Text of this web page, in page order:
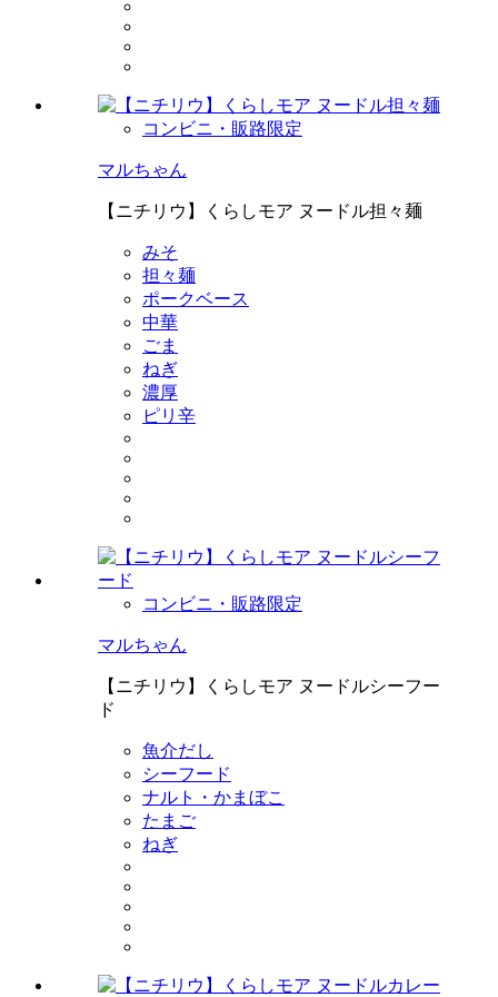
コンビニ・販路限定
マルちゃん
【ニチリウ】くらしモア ヌードル担々麺
みそ
担々麺
ポークベース
中華
ごま
ねぎ
濃厚
ピリ辛
コンビニ・販路限定
マルちゃん
【ニチリウ】くらしモア ヌードルシーフー
ド
魚介だし
シーフード
ナルト・かまぼこ
たまご
ねぎ